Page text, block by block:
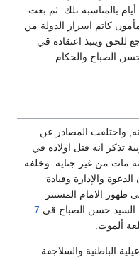
بالمناسبة تلك. ثم بعث
كاتم اسرار الدولة من
للحق وينبذ اعتقاده قي
الصباح والحكام
1124م في قلعته, واختلفت المصادر عن
تذكر انه قتل اولاده في
مات من غير جناية. وخلفه
والإدارة وقيادة
الامام المستتر
السيد حسن الصباح قي 7
ألموت.
الباطنية والسلاجقة